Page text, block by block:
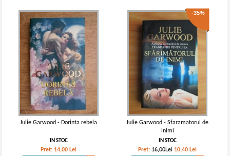
Julie Garwood - Dorinta rebela
IN STOC
Pret: 14,00 Lei
-35%
Julie Garwood - Sfaramatorul de
inimi
IN STOC
Pret:16,00Lei 10,40 Lei